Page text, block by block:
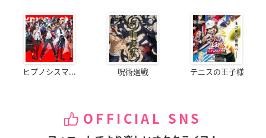
ヒプノシスマ... 呪術廻戦 テニスの王子様
OFFICIAL SNS